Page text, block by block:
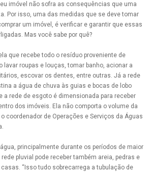
imóvel não sofra as consequências que uma
Por isso, uma das medidas que se deve tomar
um imóvel, é verificar e garantir que essas
Mas você sabe por quê?
que recebe todo o resíduo proveniente de
lavar roupas e louças, tomar banho, acionar a
escovar os dentes, entre outras. Já a rede
a água de chuva às guias e bocas de lobo
a rede de esgoto é dimensionada para receber
dos imóveis. Ela não comporta o volume da
coordenador de Operações e Serviços da Águas
principalmente durante os períodos de maior
pluvial pode receber também areia, pedras e
“Isso tudo sobrecarrega a tubulação de